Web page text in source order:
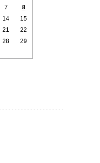
7
8
14
15
21
22
28
29